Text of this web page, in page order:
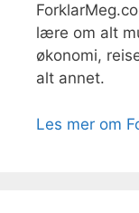
lære om alt
økonomi,
alt annet.
Les mer om